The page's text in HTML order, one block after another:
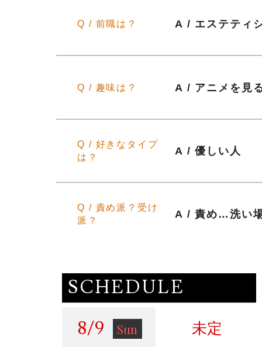
Q / 前職は？ A / エステティ
Q / 趣味は？ A / アニメを見
Q / 好きなタイプ
は？
A / 優しい人
Q / 責め派？受け
派？
A / 責め…洗い
Q / 得意プレイ？ A / Mット
Q / 性感帯は？
SCHEDULE
8/9
Sun 未定